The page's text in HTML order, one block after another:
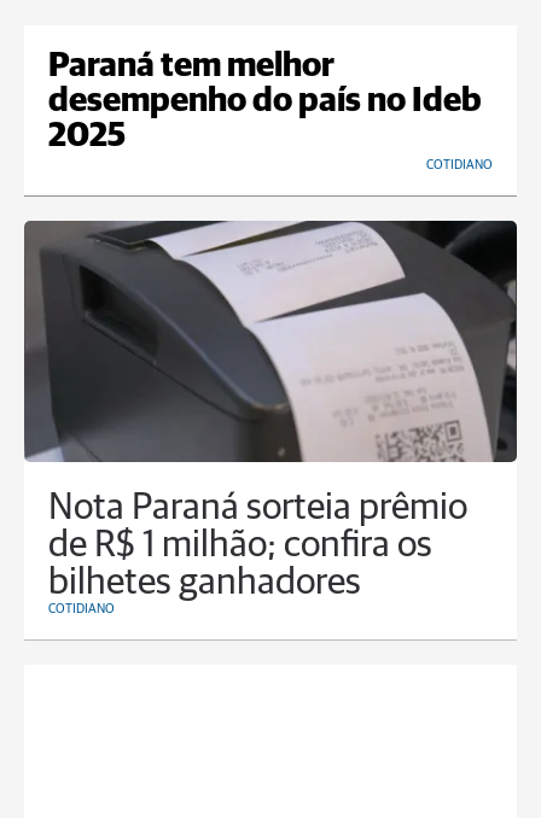
Paraná tem melhor
desempenho do país no Ideb
2025
COTIDIANO
Nota Paraná sorteia prêmio
de R$ 1 milhão; confira os
bilhetes ganhadores
COTIDIANO